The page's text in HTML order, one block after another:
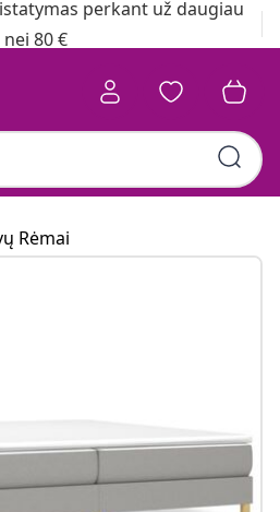
perkant už daugiau
nei 80 €
Rėmai